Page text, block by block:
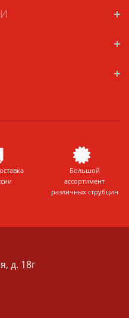
Большой
ассортимент
различных струбцин
д. 18г